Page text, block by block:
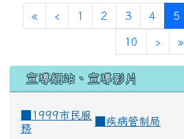
« ‹ 1 2 3 4 5
10 › »
宣導網站、宣導影片
■1999市民服
務
疾病管制局